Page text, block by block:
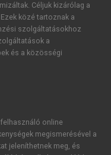
Céljuk kizárólag a
közé tartoznak a
szolgáltatásokhoz
a
és a közösségi
online
megismerésével a
jeleníthetnek meg, és